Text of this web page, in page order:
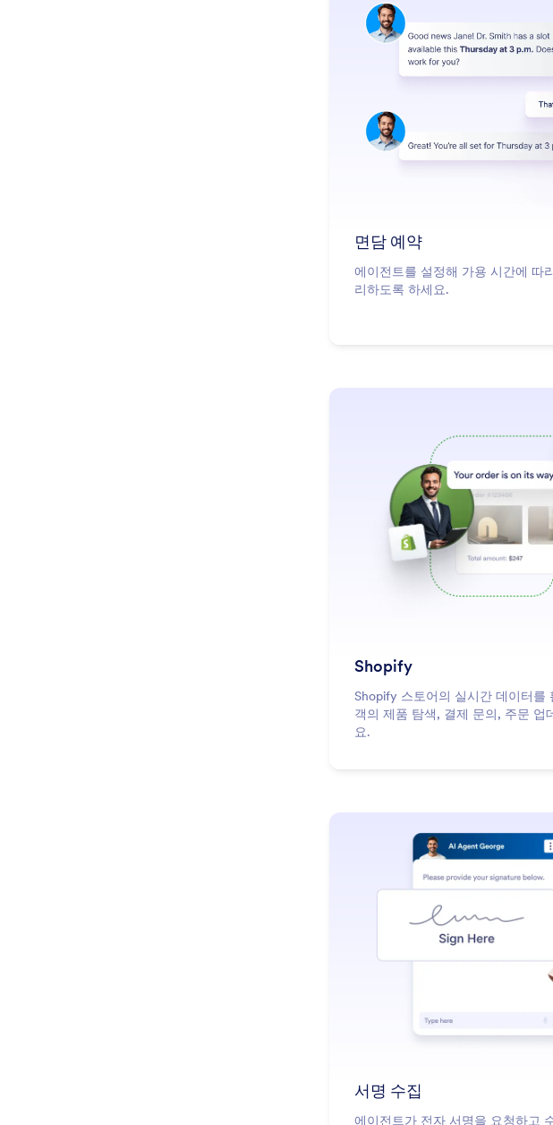
더 알아
면담 예약
에이전트를 설정해 가용 시간에 따
리하도록 하세요.
더 알아
Shopify
Shopify 스토어의 실시간 데이터를
객의 제품 탐색, 결제 문의, 주문 업
요.
더 알아
서명 수집
에이전트가 전자 서명을 요청하고